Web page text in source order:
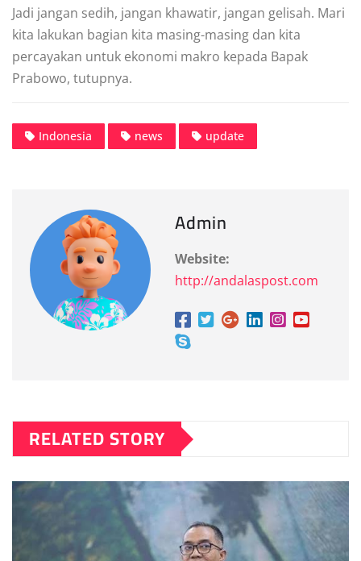
Jadi jangan sedih, jangan khawatir, jangan gelisah. Mari
kita lakukan bagian kita masing-masing dan kita
percayakan untuk ekonomi makro kepada Bapak
Prabowo, tutupnya.
Indonesia news update
Admin
Website:
http://andalaspost.com
RELATED STORY